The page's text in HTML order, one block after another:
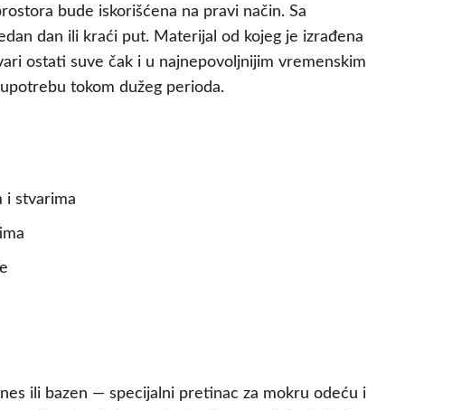
bude iskorišćena na pravi način. Sa
dan ili kraći put. Materijal od kojeg je izrađena
ostati suve čak i u najnepovoljnijim vremenskim
tokom dužeg perioda.
i stvarima
ili bazen — specijalni pretinac za mokru odeću i